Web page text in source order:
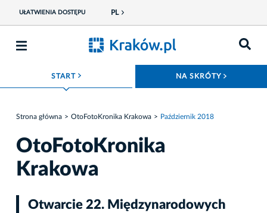
UŁATWIENIA DOSTĘPU PL
START ROZWIŃ MENU NA SKRÓTY
Strona główna OtoFotoKronika Krakowa Październik 2018
OtoFotoKronika
Krakowa
Otwarcie 22. Międzynarodowych